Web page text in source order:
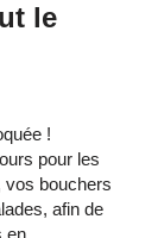
le
!
pour les
vos bouchers
afin de
en